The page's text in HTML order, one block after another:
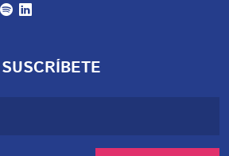
SUSCRÍBETE